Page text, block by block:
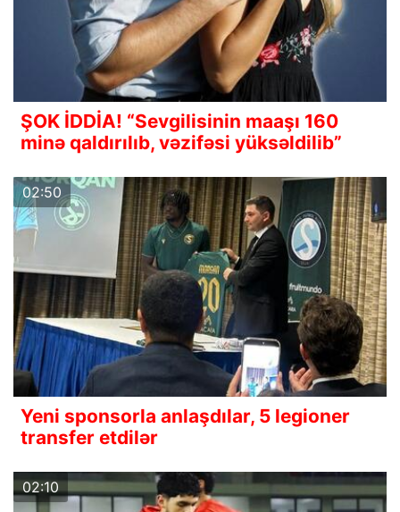
ŞOK İDDİA! “Sevgilisinin maaşı 160
minə qaldırılıb, vəzifəsi yüksəldilib”
02:50
Yeni sponsorla anlaşdılar, 5 legioner
transfer etdilər
02:10